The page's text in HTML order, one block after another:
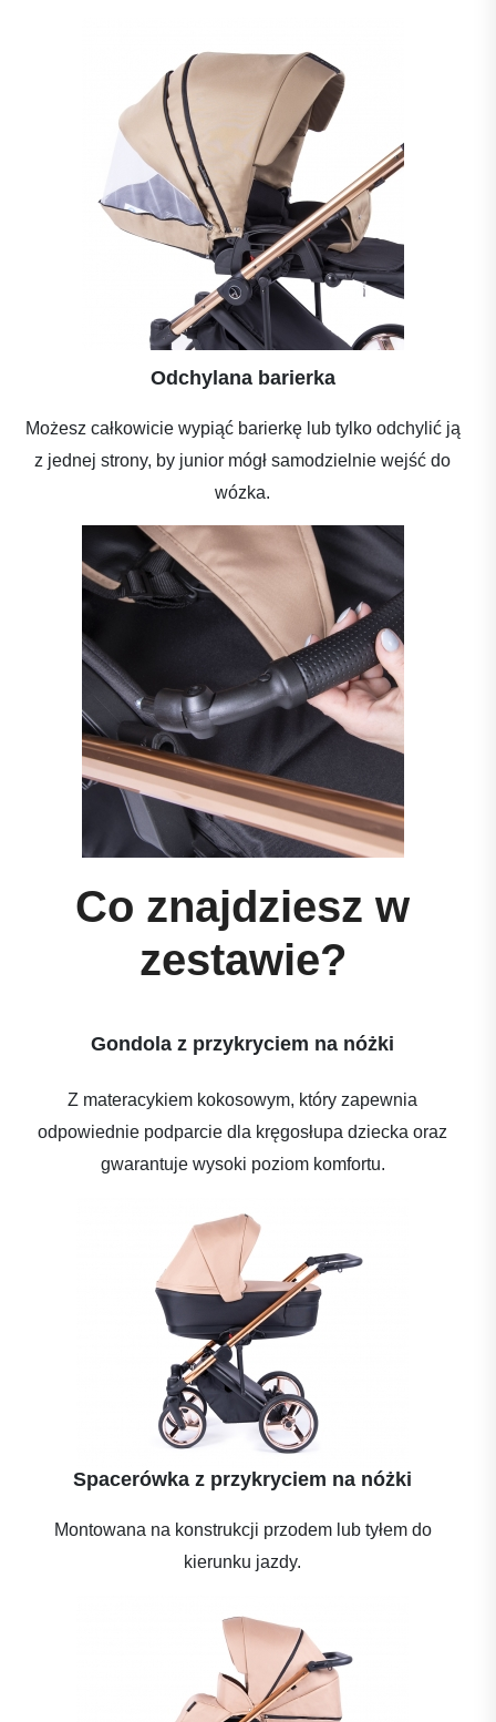
Odchylana barierka
Możesz całkowicie wypiąć barierkę lub tylko odchylić ją
z jednej strony, by junior mógł samodzielnie wejść do
wózka.
Co znajdziesz w
zestawie?
Gondola z przykryciem na nóżki
Z materacykiem kokosowym, który zapewnia
odpowiednie podparcie dla kręgosłupa dziecka oraz
gwarantuje wysoki poziom komfortu.
Spacerówka z przykryciem na nóżki
Montowana na konstrukcji przodem lub tyłem do
kierunku jazdy.